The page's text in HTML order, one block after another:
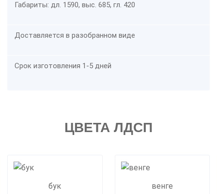
Габариты: дл. 1590, выс. 685, гл. 420
Доставляется в разобранном виде
Срок изготовления 1-5 дней
ЦВЕТА ЛДСП
бук венге